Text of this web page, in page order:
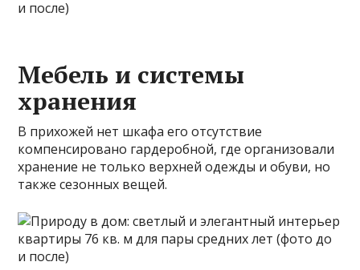
Мебель и системы
хранения
В прихожей нет шкафа его отсутствие
компенсировано гардеробной, где организовали
хранение не только верхней одежды и обуви, но
также сезонных вещей.